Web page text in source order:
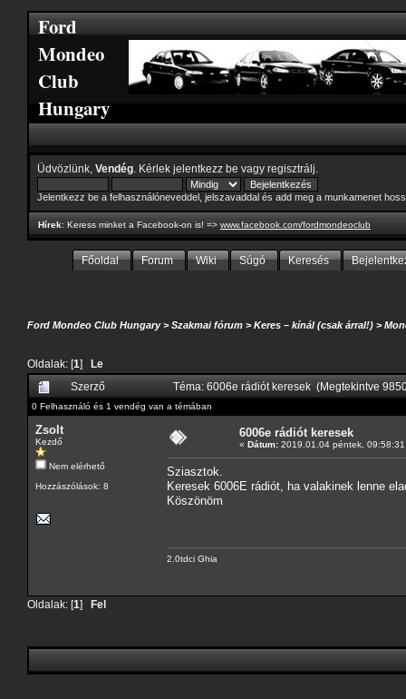
Ford
Mondeo
Club
Hungary
Üdvözlünk, Vendég . Kérlek jelentkezz be vagy regisztrálj
Jelentkezz be a felhasználóneveddel, jelszavaddal és add meg a munkamenet
Hírek: Keress minket a Facebook-on is! => www.facebook.com/fordmondeoclub
Főoldal Forum Wiki Súgó Keresés
Ford Mondeo Club Hungary>Szakmai fórum >Keres – kínál (csak árral!) >
Oldalak: [1] Le
Szerző
Téma: 6006e rádiót keresek (Megtekintve
0 Felhasználó és 1 vendég van a témában
Zsolt
Kezdő
Nem elérhető
Hozzászólások: 8
6006e rádiót keresek
« Dátum: 2019.01.04 péntek,
Sziasztok.
Keresek 6006E rádiót, ha valakinek lenne
Köszönöm
2.0tdci Ghia
Oldalak: [1] Fel